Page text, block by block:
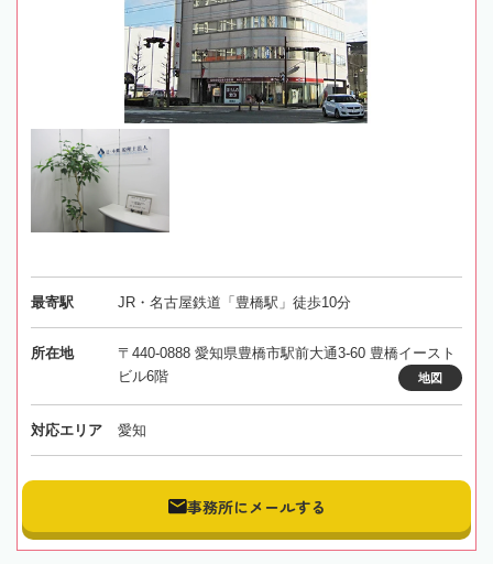
最寄駅 JR・名古屋鉄道「豊橋駅」徒歩10分
所在地
〒440-0888 愛知県豊橋市駅前大通3-60 豊橋イースト
ビル6階
地図
対応エリア 愛知
事務所にメールする